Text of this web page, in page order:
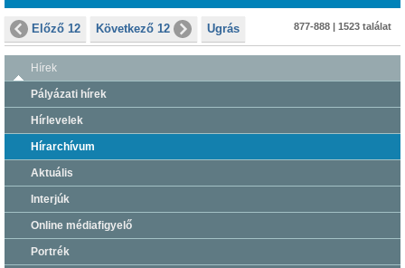
Előző 12 Következő 12 Ugrás 877-888 | 1523 találat
Hírek
Pályázati hírek
Hírlevelek
Hírarchívum
Aktuális
Interjúk
Online médiafigyelő
Portrék